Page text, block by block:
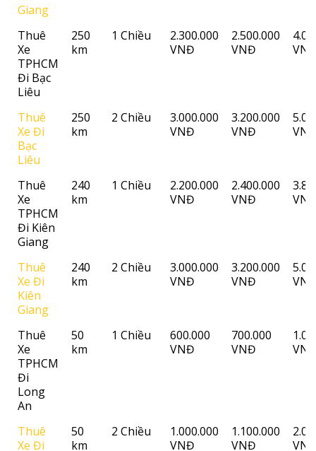
Giang
Thuê
Xe
TPHCM
Đi Bạc
Liêu
250
km
1 Chiều
2.300.000
VNĐ
2.500.000
VNĐ
Thuê
Xe Đi
Bạc
Liêu
250
km
2 Chiều
3.000.000
VNĐ
3.200.000
VNĐ
Thuê
Xe
TPHCM
Đi Kiên
Giang
240
km
1 Chiều
2.200.000
VNĐ
2.400.000
VNĐ
Thuê
Xe Đi
Kiên
Giang
240
km
2 Chiều
3.000.000
VNĐ
3.200.000
VNĐ
Thuê
Xe
TPHCM
Đi
Long
An
50
km
1 Chiều
600.000
VNĐ
700.000
VNĐ
Thuê
Xe Đi
50
km
2 Chiều
1.000.000
VNĐ
1.100.000
VNĐ